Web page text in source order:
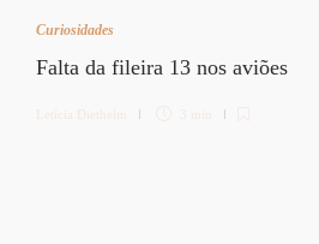
Curiosidades
Falta da fileira 13 nos aviões
Letícia Diethelm 3 min